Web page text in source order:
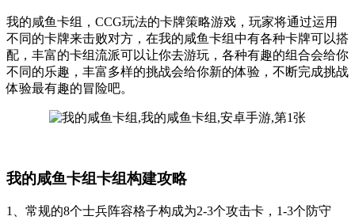
我的咸鱼卡组，CCG玩法的卡牌策略游戏，玩家将通过运用
不同的卡牌来击败对方，在我的咸鱼卡组中有各种卡牌可以搭
配，丰富的卡组流派可以让你去游玩，各种有趣的组合会给你
不同的乐趣，丰富多样的挑战会给你新的体验，不断完成挑战
体验最有趣的冒险吧。
我的咸鱼卡组卡组构建攻略
1、常规的8个士兵阵容格子构成为2-3个攻击卡，1-3个防守